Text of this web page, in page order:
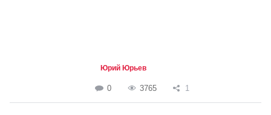
Юрий Юрьев
0 3765 1